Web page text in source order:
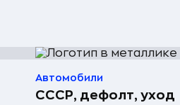
Автомобили
СССР, дефолт, уход